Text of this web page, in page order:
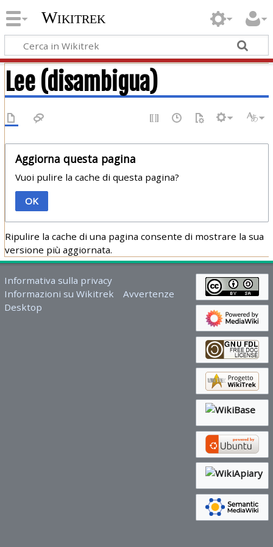
Wikitrek
Lee (disambigua)
Aggiorna questa pagina
Vuoi pulire la cache di questa pagina?
OK
Ripulire la cache di una pagina consente di mostrare la sua
versione più aggiornata.
Informativa sulla privacy
Informazioni su Wikitrek
Avvertenze
Desktop